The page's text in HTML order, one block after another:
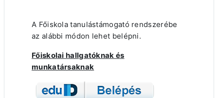
A Főiskola tanulástámogató rendszerébe
az alábbi módon lehet belépni.
Főiskolai hallgatóknak és
munkatársaknak